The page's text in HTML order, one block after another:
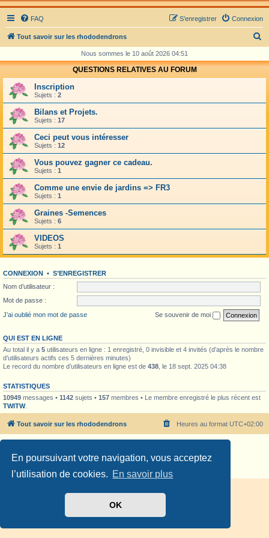
En poursuivant votre navigation, vous acceptez
l’utilisation de cookies. En savoir plus
OK
FAQ Connexion
S’enregistrer
Tout savoir sur les rhododendrons
c
h
Nous sommes le 10 août 2026 04:51
QUESTIONS RELATIVES AU FORUM
Inscription
Sujets : 2
Bilans et Projets.
Sujets : 17
Ceci peut vous intéresser
Sujets : 12
Vous pouvez gagner ce cadeau.
Sujets : 1
Comme une envie de jardins => FR3
Sujets : 1
Graines -Semences
Sujets : 6
VIDEOS
Sujets : 1
CONNEXION • S’ENREGISTRER
Nom d’utilisateur :
Mot de passe :
J’ai oublié mon mot de passe
Se souvenir de moi
QUI EST EN LIGNE
Au total il y a 5 utilisateurs en ligne : 1 enregistré, 0 invisible et 4 invités (d’après le nombre
d’utilisateurs actifs ces 5 dernières minutes)
Le record du nombre d’utilisateurs en ligne est de 438 , le 18 sept. 2025 04:38
STATISTIQUES
10949 messages • 1142 sujets • 157 membres • Le membre enregistré le plus récent est
TWITW.
Tout savoir sur les rhododendrons Heures au format UTC+02:00
Traduit parphpBB-fr.com